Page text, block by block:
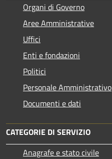
Organi di Governo
Aree Amministrative
Uffici
Enti e fondazioni
Politici
Personale Amministrativo
Documenti e dati
CATEGORIE DI SERVIZIO
Anagrafe e stato civile